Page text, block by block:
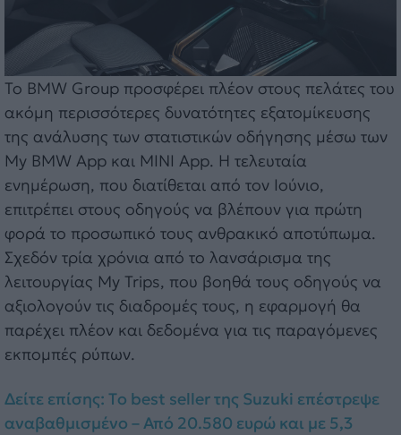
Το BMW Group προσφέρει πλέον στους πελάτες του
ακόμη περισσότερες δυνατότητες εξατομίκευσης
της ανάλυσης των στατιστικών οδήγησης μέσω των
My BMW App και MINI App. Η τελευταία
ενημέρωση, που διατίθεται από τον Ιούνιο,
επιτρέπει στους οδηγούς να βλέπουν για πρώτη
φορά το προσωπικό τους ανθρακικό αποτύπωμα.
Σχεδόν τρία χρόνια από το λανσάρισμα της
λειτουργίας My Trips, που βοηθά τους οδηγούς να
αξιολογούν τις διαδρομές τους, η εφαρμογή θα
παρέχει πλέον και δεδομένα για τις παραγόμενες
εκπομπές ρύπων.
Δείτε επίσης: Τo best seller της Suzuki επέστρεψε
αναβαθμισμένο – Από 20.580 ευρώ και με 5,3